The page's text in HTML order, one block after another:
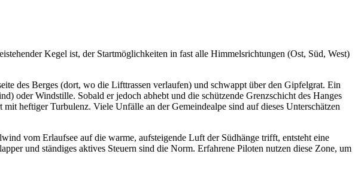
Kegel ist, der Startmöglichkeiten in fast alle Himmelsrichtungen (Ost, Süd, West)
des Berges (dort, wo die Lifttrassen verlaufen) und schwappt über den Gipfelgrat. Ein
oder Windstille. Sobald er jedoch abhebt und die schützende Grenzschicht des Hanges
heftiger Turbulenz. Viele Unfälle an der Gemeindealpe sind auf dieses Unterschätzen
vom Erlaufsee auf die warme, aufsteigende Luft der Südhänge trifft, entsteht eine
und ständiges aktives Steuern sind die Norm. Erfahrene Piloten nutzen diese Zone, um